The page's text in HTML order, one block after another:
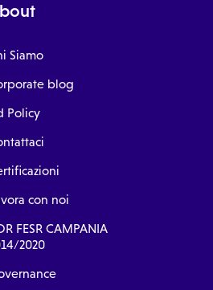
Siamo
blog
Policy
con noi
FESR CAMPANIA
2020